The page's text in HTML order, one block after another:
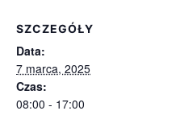
SZCZEGÓŁY
Data:
7 marca, 2025
Czas:
08:00 - 17:00